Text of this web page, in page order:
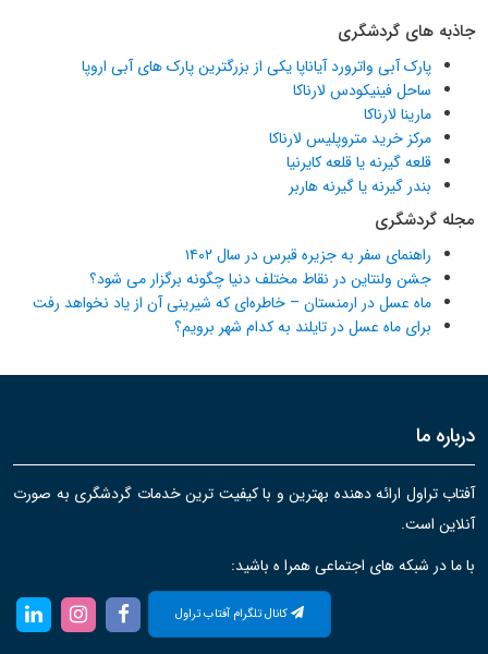
جاذبه های گردشگری
پارک آبی واترورد آیاناپا یکی از بزرگترین پارک های آبی اروپا
ساحل فینیکودس لارناکا
مارینا لارناکا
مرکز خرید متروپلیس لارناکا
قلعه گیرنه یا قلعه کایرنیا
بندر گیرنه یا گیرنه هاربر
مجله گردشگری
راهنمای سفر به جزیره قبرس در سال ۱۴۰۲
جشن ولنتاین در نقاط مختلف دنیا چگونه برگزار می شود؟
ماه عسل در ارمنستان – خاطره‌ای که شیرینی آن از یاد نخواهد رفت
برای ماه عسل در تایلند به کدام شهر برویم؟
درباره ما
آفتاب تراول ارائه دهنده بهترین و با کیفیت ترین خدمات گردشگری به صورت
آنلاین است.
با ما در شبکه های اجتماعی همرا ه باشید:
کانال تلگرام آفتاب تراول